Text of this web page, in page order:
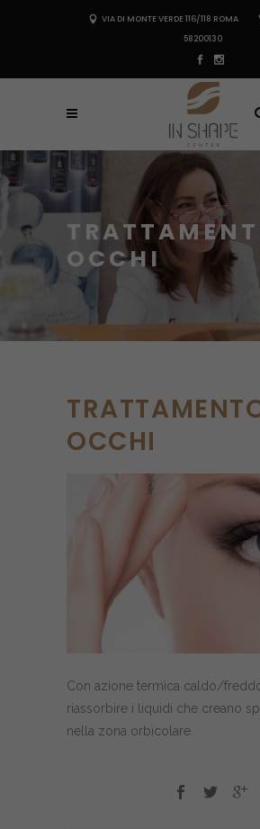
VIA DI MONTE VERDE 116/118 ROMA
58200130
OCCHI
OCCHI
Con azione termica caldo/
riassorbire i liquidi che creano
nella zona orbicolare.